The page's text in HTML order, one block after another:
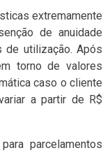
extremamente
de anuidade
de utilização. Após
torno de valores
caso o cliente
a partir de R$
parcelamentos